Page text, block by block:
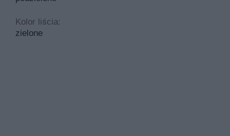
Kolor liścia:
zielone